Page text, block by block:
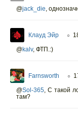
@jack_die,
Клауд Эйр ○
@kalv, ФТП.:)
Farnsworth ○
@Sol-365, С такой
там?